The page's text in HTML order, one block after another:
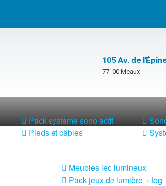
105 Av. de
77100 Meaux
Pack système sono actif
Pieds et câbles
Meubles led lumineux
Pack jeux de lumière + fog